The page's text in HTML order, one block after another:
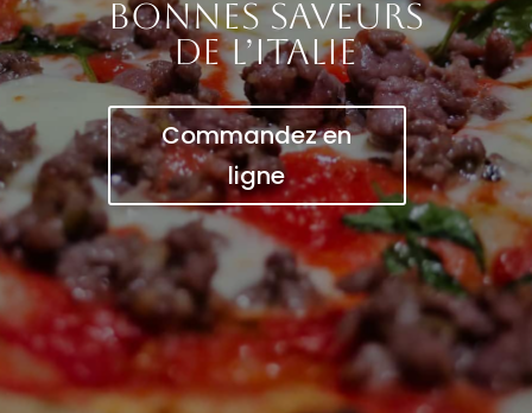
bonnes saveurs
de l’Italie
Commandez en
ligne